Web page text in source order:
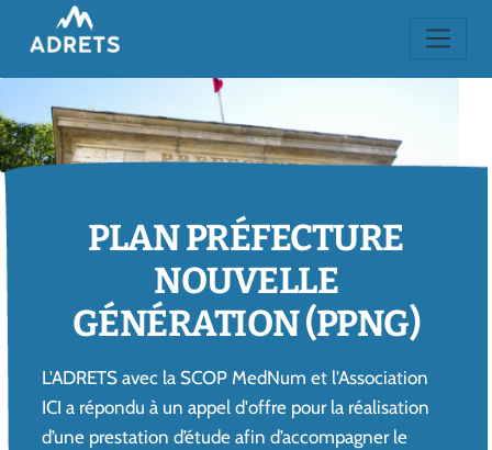
PLAN PRÉFECTURE
NOUVELLE
GÉNÉRATION (PPNG)
L'ADRETS avec la SCOP MedNum et l'Association
ICI a répondu à un appel d'offre pour la réalisation
d’une prestation d’étude afin d’accompagner le